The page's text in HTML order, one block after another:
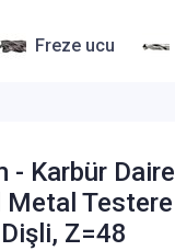
Freze ucu
- Karbür Daire
Metal Testere
Z=48